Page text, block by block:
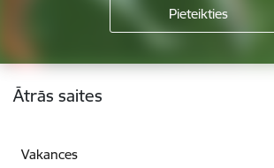
Kājene
Ātrās saites
Vakances